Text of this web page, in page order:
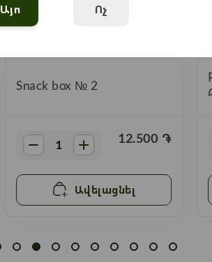
Snack box № 2
12.500 ֏
Ավելացնել
Այո Ոչ